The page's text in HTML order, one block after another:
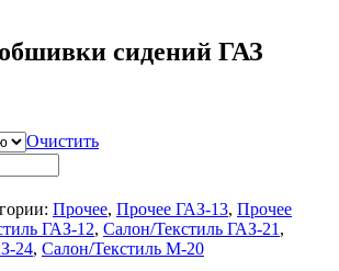
сидений ГАЗ
Очистить
Прочее, Прочее ГАЗ-13, Прочее
ГАЗ-12, Салон/Текстиль ГАЗ-21 ,
24, Салон/Текстиль М-20